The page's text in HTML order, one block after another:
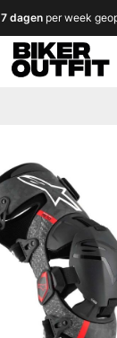
7 dagenper week